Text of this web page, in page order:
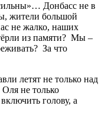
Донбасс не в
жители большой
не жалко, наших
из памяти? Мы –
За что
летят не только над
не только
голову, а